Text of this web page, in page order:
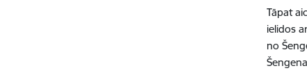
Tāpat
ielidos
no